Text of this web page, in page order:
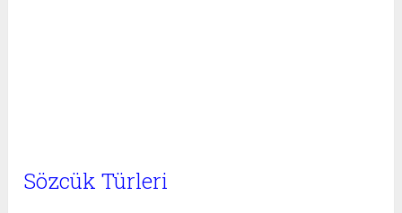
Sözcük Türleri